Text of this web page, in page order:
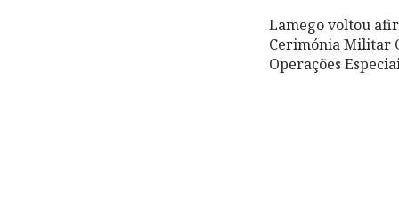
Lamego voltou
Cerimónia Militar
Operações